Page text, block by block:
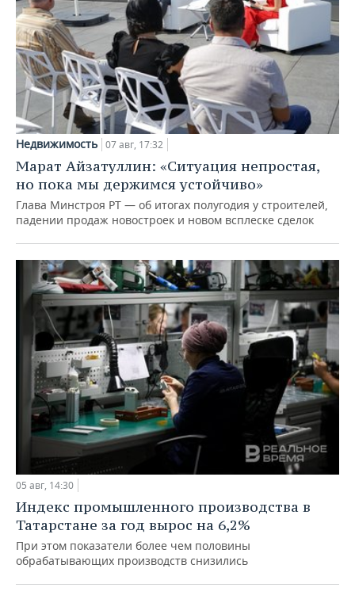
Недвижимость 07 авг, 17:32
Марат Айзатуллин: «Ситуация непростая,
но пока мы держимся устойчиво»
Глава Минстроя РТ — об итогах полугодия у строителей,
падении продаж новостроек и новом всплеске сделок
05 авг, 14:30
Индекс промышленного производства в
Татарстане за год вырос на 6,2%
При этом показатели более чем половины
обрабатывающих производств снизились